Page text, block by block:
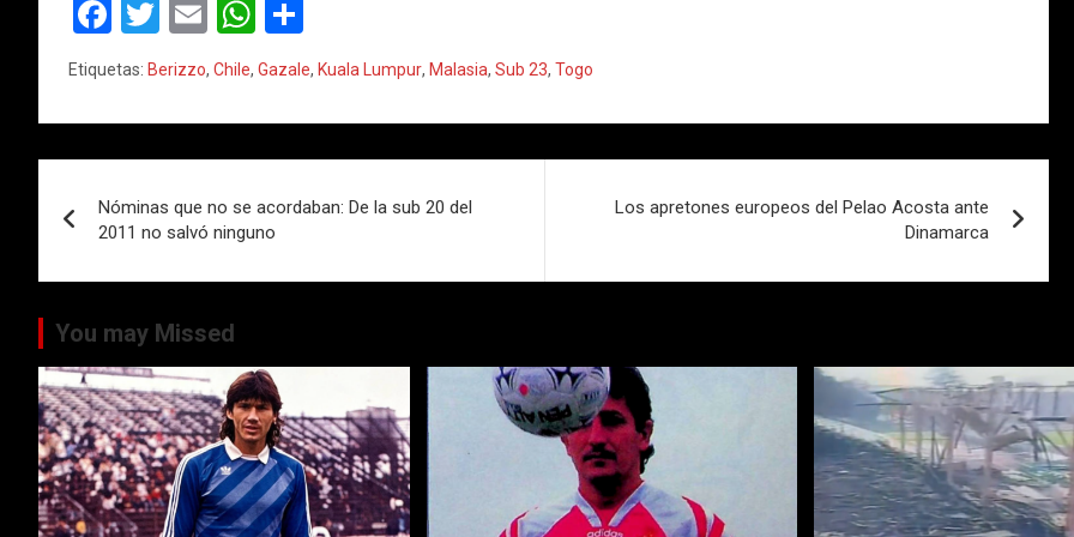
F
a
ce
b
o
o
k
T
wi
tt
er
E
m
ail
W
h
at
s
A
p
p
o
m
p
ar
tir
Etiquetas: Berizzo, Chile, Gazale, Kuala Lumpur, Malasia, Sub 23, Togo
de
entradas
Nóminas que no se acordaban: De la sub 20 del
2011 no salvó ninguno
Los apretones europeos del Pelao Acosta ante
Dinamarca
You may Missed